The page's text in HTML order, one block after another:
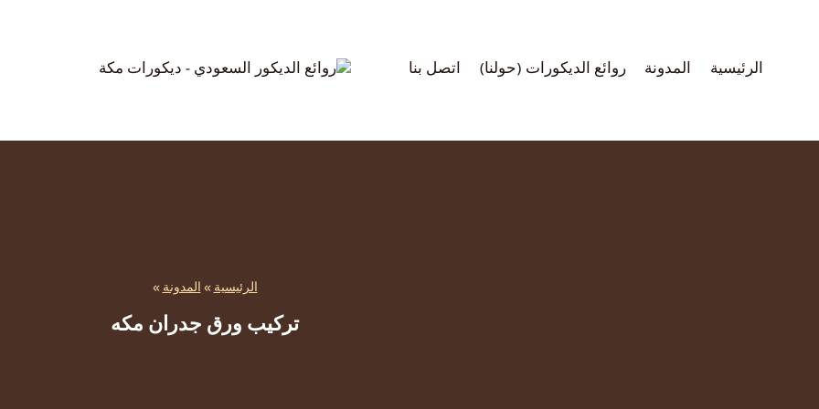
الرئيسية المدونة روائع الديكورات (حولنا) اتصل بنا
الرئيسية»المدونة»
تركيب ورق جدران مكه